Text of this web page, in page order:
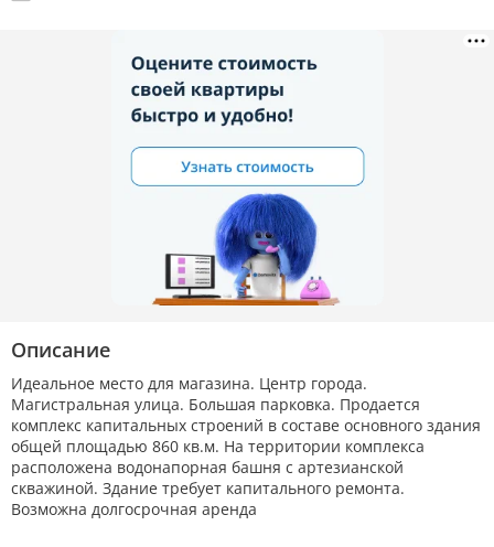
Описание
Идеальное место для магазина. Центр города.
Магистральная улица. Большая парковка. Продается
комплекс капитальных строений в составе основного здания
общей площадью 860 кв.м. На территории комплекса
расположена водонапорная башня с артезианской
скважиной. Здание требует капитального ремонта.
Возможна долгосрочная аренда